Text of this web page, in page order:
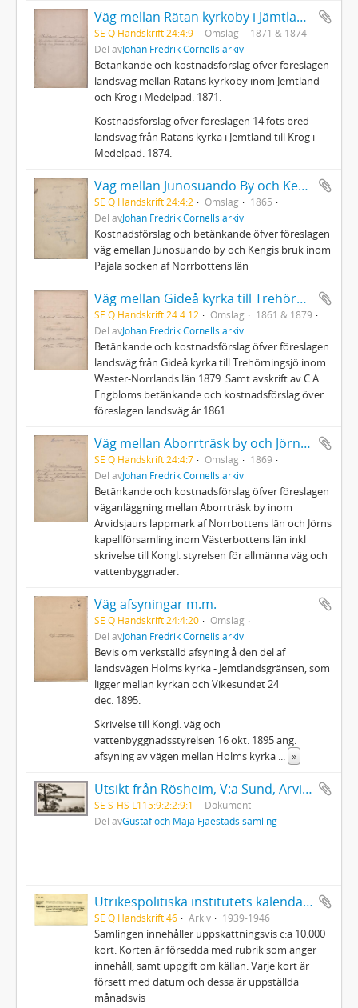
Väg mellan Rätan kyrkoby i Jämtland och Krog i Medelpad
SE Q Handskrift 24:4:9 Omslag
1871 & 1874
Del avJohan Fredrik Cornells arkiv
Betänkande och kostnadsförslag öfver föreslagen
landsväg mellan Rätans kyrkoby inom Jemtland
och Krog i Medelpad. 1871.
Kostnadsförslag öfver föreslagen 14 fots bred
landsväg från Rätans kyrka i Jemtland till Krog i
Medelpad. 1874.
Väg mellan Junosuando By och Kengis Bruk
SE Q Handskrift 24:4:2 Omslag
1865
Del avJohan Fredrik Cornells arkiv
Kostnadsförslag och betänkande öfver föreslagen
väg emellan Junosuando by och Kengis bruk inom
Pajala socken af Norrbottens län
Väg mellan Gideå kyrka till Trehörningssjö
SE Q Handskrift 24:4:12 Omslag
1861 & 1879
Del avJohan Fredrik Cornells arkiv
Betänkande och kostnadsförslag öfver föreslagen
landsväg från Gideå kyrka till Trehörningsjö inom
Wester-Norrlands län 1879. Samt avskrift av C.A.
Engbloms betänkande och kostnadsförslag över
föreslagen landsväg år 1861.
Väg mellan Aborrträsk by och Jörns kapellförsamling
SE Q Handskrift 24:4:7 Omslag
1869
Del avJohan Fredrik Cornells arkiv
Betänkande och kostnadsförslag öfver föreslagen
väganläggning mellan Aborrträsk by inom
Arvidsjaurs lappmark af Norrbottens län och Jörns
kapellförsamling inom Västerbottens län inkl
skrivelse till Kongl. styrelsen för allmänna väg och
vattenbyggnader.
Väg afsyningar m.m.
SE Q Handskrift 24:4:20
Omslag
Del avJohan Fredrik Cornells arkiv
Bevis om verkställd afsyning å den del af
landsvägen Holms kyrka - Jemtlandsgränsen, som
ligger mellan kyrkan och Vikesundet 24
dec. 1895.
Skrivelse till Kongl. väg och
vattenbyggnadsstyrelsen 16 okt. 1895 ang.
afsyning av vägen mellan Holms kyrka
»
Utsikt från Rösheim, V:a Sund, Arvika
SE S-HS L115:9:2:2:9:1
Dokument
Del avGustaf och Maja Fjaestads samling
Utrikespolitiska institutets kalendarium
SE Q Handskrift 46 Arkiv 1939-1946
Samlingen innehåller uppskattningsvis c:a 10.000
kort. Korten är försedda med rubrik som anger
innehåll, samt uppgift om källan. Varje kort är
försett med datum och dessa är uppställda
månadsvis